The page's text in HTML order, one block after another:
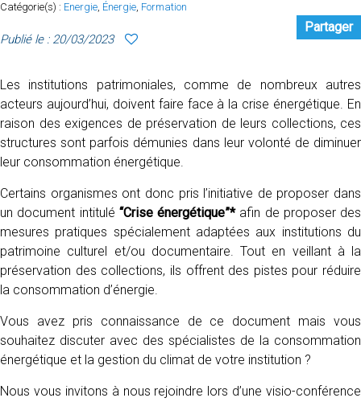
Catégorie(s) : Energie, Énergie, Formation
Publié le : 20/03/2023
Partager
Les institutions patrimoniales, comme de nombreux autres
acteurs aujourd’hui, doivent faire face à la crise énergétique. En
raison des exigences de préservation de leurs collections, ces
structures sont parfois démunies dans leur volonté de diminuer
leur consommation énergétique.
Certains organismes ont donc pris l’initiative de proposer dans
un document intitulé “Crise énergétique”*afin de proposer des
mesures pratiques spécialement adaptées aux institutions du
patrimoine culturel et/ou documentaire. Tout en veillant à la
préservation des collections, ils offrent des pistes pour réduire
la consommation d’énergie.
Vous avez pris connaissance de ce document mais vous
souhaitez discuter avec des spécialistes de la consommation
énergétique et la gestion du climat de votre institution ?
Nous vous invitons à nous rejoindre lors d’une visio-conférence